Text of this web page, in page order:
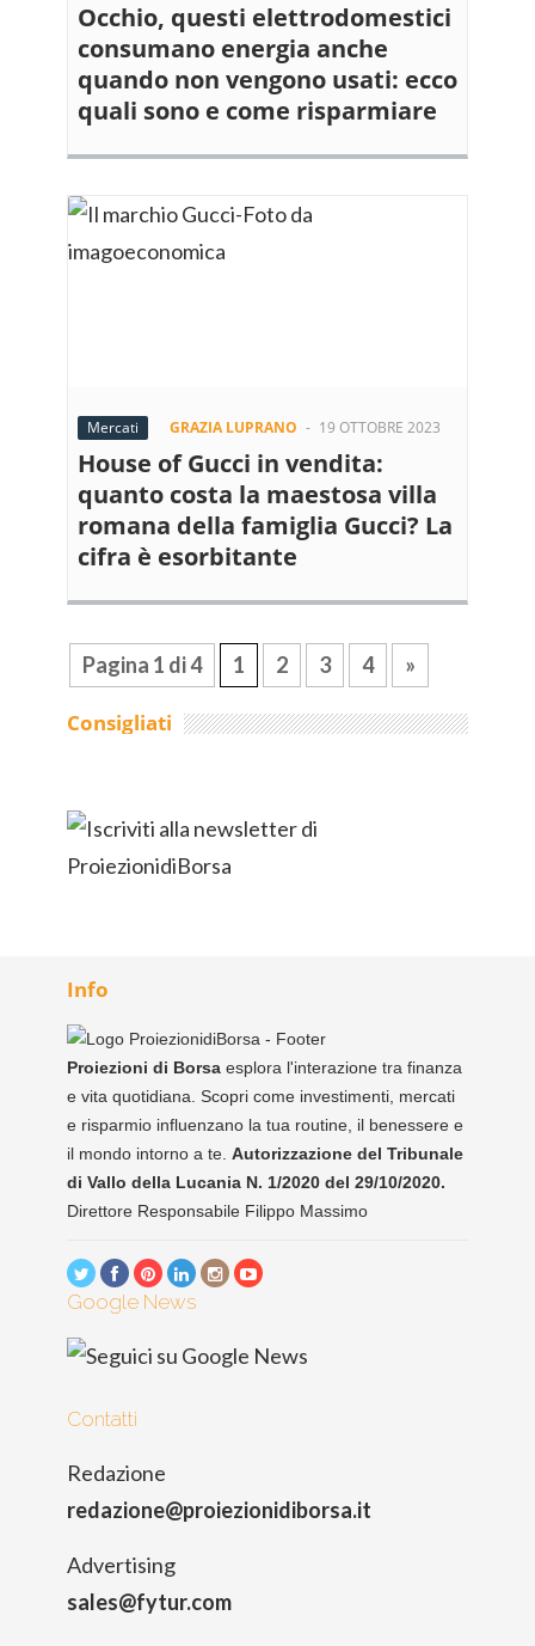
Occhio, questi elettrodomestici
consumano energia anche
quando non vengono usati: ecco
quali sono e come risparmiare
Mercati GRAZIA LUPRANO - 19 OTTOBRE 2023
House of Gucci in vendita:
quanto costa la maestosa villa
romana della famiglia Gucci? La
cifra è esorbitante
Pagina 1 di 4 1 2 3 4 »
Consigliati
Info
Proiezioni di Borsa esplora l'interazione tra finanza
e vita quotidiana. Scopri come investimenti, mercati
e risparmio influenzano la tua routine, il benessere e
il mondo intorno a te. Autorizzazione del Tribunale
di Vallo della Lucania N. 1/2020 del 29/10/2020.
Direttore Responsabile Filippo Massimo
Google News
Contatti
Redazione
redazione@proiezionidiborsa.it
Advertising
sales@fytur.com